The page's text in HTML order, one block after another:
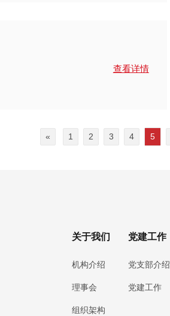
查看详情
« 1 2 3 4 5
关于我们
机构介绍
理事会
组织架构
党建工作
党支部介绍
党建工作